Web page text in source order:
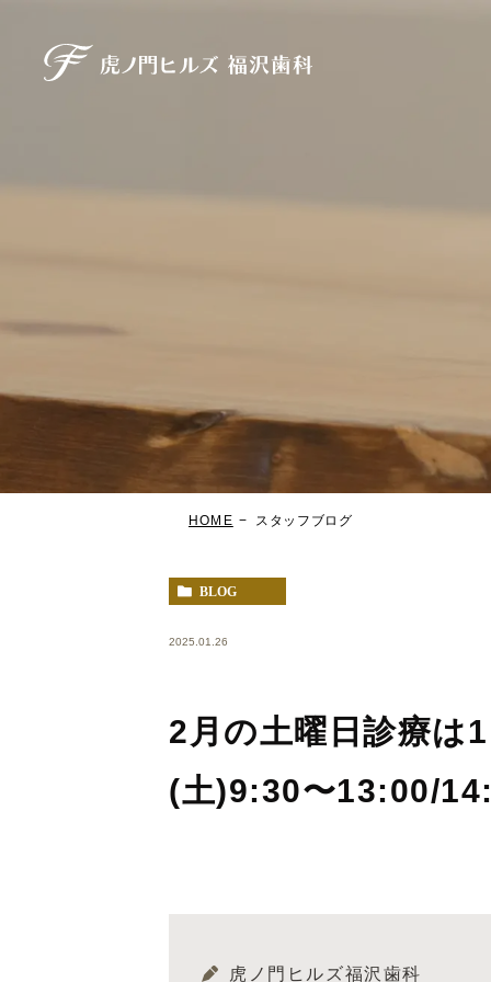
HOME スタッフブログ
BLOG
2025.01.26
2月の土曜日診療は
(土)9:30〜13:00/
虎ノ門ヒルズ福沢歯科